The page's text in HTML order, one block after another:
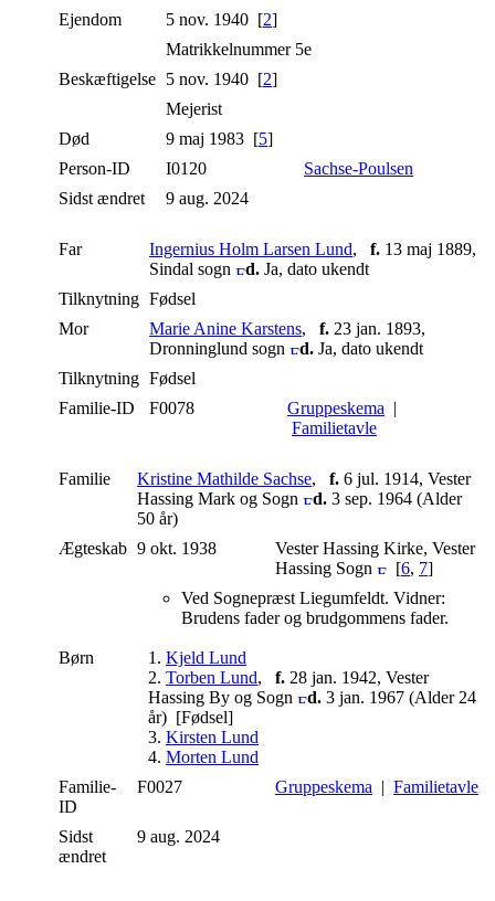
Ejendom
5 nov. 1940 [2]
Matrikkelnummer 5e
Beskæftigelse 5 nov. 1940 [2]
Mejerist
Død
9 maj 1983 [5]
Person-ID
I0120
Sachse-Poulsen
Sidst ændret
9 aug. 2024
Far Ingernius Holm Larsen Lund, f. 13 maj 1889,
Sindal sogn
d. Ja, dato ukendt
Tilknytning Fødsel
Mor
Marie Anine Karstens, f. 23 jan. 1893,
Dronninglund sogn
d. Ja, dato ukendt
Tilknytning Fødsel
Familie-ID
F0078 Gruppeskema |
Familietavle
Familie Kristine Mathilde Sachse, f. 6 jul. 1914, Vester
Hassing Mark og Sogn
d. 3 sep. 1964 (Alder
50 år)
Ægteskab 9 okt. 1938
Vester Hassing Kirke, Vester
Hassing Sogn
[6, 7]
Ved Sognepræst Liegumfeldt. Vidner:
Brudens fader og brudgommens fader.
Børn 1. Kjeld Lund
2. Torben Lund, f. 28 jan. 1942, Vester
Hassing By og Sogn
d. 3 jan. 1967 (Alder 24
år) [Fødsel]
3. Kirsten Lund
4. Morten Lund
Familie-
ID
F0027 Gruppeskema | Familietavle
Sidst
ændret
9 aug. 2024